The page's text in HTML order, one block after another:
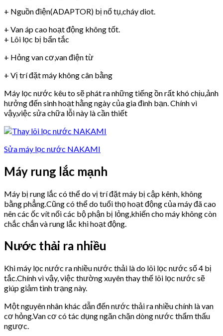
+ Nguồn điện(ADAPTOR) bị nổ tụ,cháy diot.
+ Van áp cao hoạt động không tốt.
+ Lõi lọc bị bẩn tắc
+ Hỏng van cơ,van điện từ
+ Vị trí đặt máy không cân bằng
Máy lọc nước kêu to sẽ phát ra những tiếng ồn rất khó chịu,ảnh
hưởng đến sinh hoạt hằng ngày của gia đình bạn. Chính vì
vậy,việc sửa chữa lỗi này là cần thiết
Sửa máy lọc nước NAKAMI
Máy rung lắc mạnh
Máy bị rung lắc có thể do vị trí đặt máy bị cập kênh, không
bằng phẳng.Cũng có thể do tuổi thọ hoạt động của máy đã cao
nên các ốc vít nối các bộ phận bị lỏng,khiến cho máy không còn
chắc chắn và rung lắc khi hoạt động.
Nước thải ra nhiều
Khi máy lọc nước ra nhiều nước thải là do lõi lọc nước số 4 bị
tắc.Chính vì vậy, việc thường xuyên thay thế lõi lọc nước sẽ
giúp giảm tình trạng này.
Một nguyên nhân khác dẫn đến nước thải ra nhiều chính là van
cơ hỏng.Van cơ có tác dụng ngăn chặn dòng nước thẩm thấu
ngược.